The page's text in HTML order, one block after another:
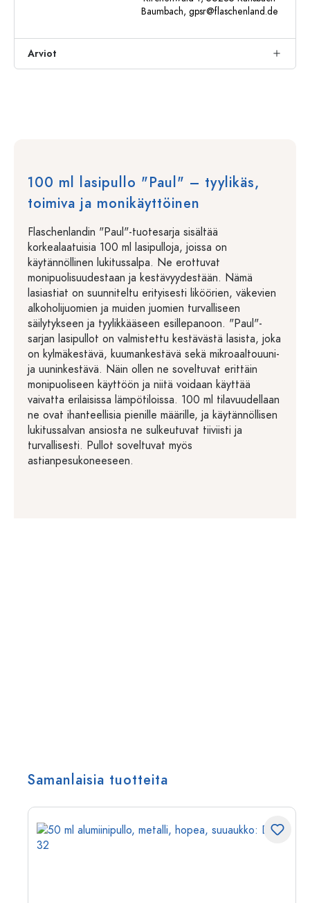
Baumbach, gpsr@flaschenland.de
Arviot
100 ml lasipullo "Paul" – tyylikäs,
toimiva ja monikäyttöinen
Flaschenlandin "Paul"-tuotesarja sisältää
korkealaatuisia 100 ml lasipulloja, joissa on
käytännöllinen lukitussalpa. Ne erottuvat
monipuolisuudestaan ja kestävyydestään. Nämä
lasiastiat on suunniteltu erityisesti liköörien, väkevien
alkoholijuomien ja muiden juomien turvalliseen
säilytykseen ja tyylikkääseen esillepanoon. "Paul"-
sarjan lasipullot on valmistettu kestävästä lasista, joka
on kylmäkestävä, kuumankestävä sekä mikroaaltouuni-
ja uuninkestävä. Näin ollen ne soveltuvat erittäin
monipuoliseen käyttöön ja niitä voidaan käyttää
vaivatta erilaisissa lämpötiloissa. 100 ml tilavuudellaan
ne ovat ihanteellisia pienille määrille, ja käytännöllisen
lukitussalvan ansiosta ne sulkeutuvat tiiviisti ja
turvallisesti. Pullot soveltuvat myös
astianpesukoneeseen.
Samanlaisia tuotteita